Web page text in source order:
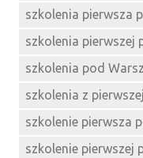
szkolenia pierwsza
szkolenia pierwszej
szkolenia pod
szkolenia z
szkolenie pierwsza
szkolenie pierwszej